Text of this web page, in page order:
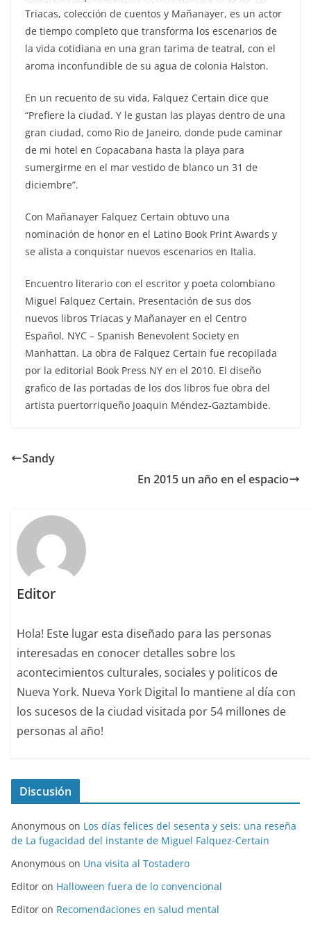
Triacas, colección de cuentos y Mañanayer, es un actor
de tiempo completo que transforma los escenarios de
la vida cotidiana en una gran tarima de teatral, con el
aroma inconfundible de su agua de colonia Halston.
En un recuento de su vida, Falquez Certain dice que
“Prefiere la ciudad. Y le gustan las playas dentro de una
gran ciudad, como Rio de Janeiro, donde pude caminar
de mi hotel en Copacabana hasta la playa para
sumergirme en el mar vestido de blanco un 31 de
diciembre”.
Con Mañanayer Falquez Certain obtuvo una
nominación de honor en el Latino Book Print Awards y
se alista a conquistar nuevos escenarios en Italia.
Encuentro literario con el escritor y poeta colombiano
Miguel Falquez Certain. Presentación de sus dos
nuevos libros Triacas y Mañanayer en el Centro
Español, NYC – Spanish Benevolent Society en
Manhattan. La obra de Falquez Certain fue recopilada
por la editorial Book Press NY en el 2010. El diseño
grafico de las portadas de los dos libros fue obra del
artista puertorriqueño Joaquin Méndez-Gaztambide.
Sandy
En 2015 un año en el espacio
Editor
Hola! Este lugar esta diseñado para las personas
interesadas en conocer detalles sobre los
acontecimientos culturales, sociales y politicos de
Nueva York. Nueva York Digital lo mantiene al día con
los sucesos de la ciudad visitada por 54 millones de
personas al año!
Discusión
Anonymous on Los días felices del sesenta y seis: una reseña
de La fugacidad del instante de Miguel Falquez-Certain
Anonymous on Una visita al Tostadero
Editor on Halloween fuera de lo convencional
Editor on Recomendaciones en salud mental